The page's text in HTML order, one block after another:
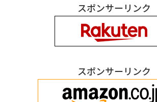
スポンサーリンク
スポンサーリンク